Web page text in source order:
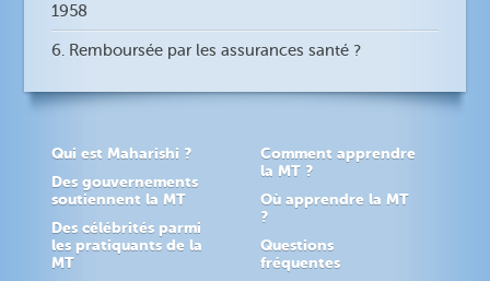
1958
6. Remboursée par les assurances santé ?
Qui est Maharishi ?
Des gouvernements
soutiennent la MT
Des célébrités parmi
les pratiquants de la
MT
Comment apprendre
la MT ?
Où apprendre la MT
?
Questions
fréquentes